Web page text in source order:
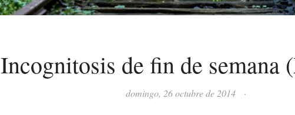
Incognitosis de fin de
domingo, 26 octubre de 2014 ·